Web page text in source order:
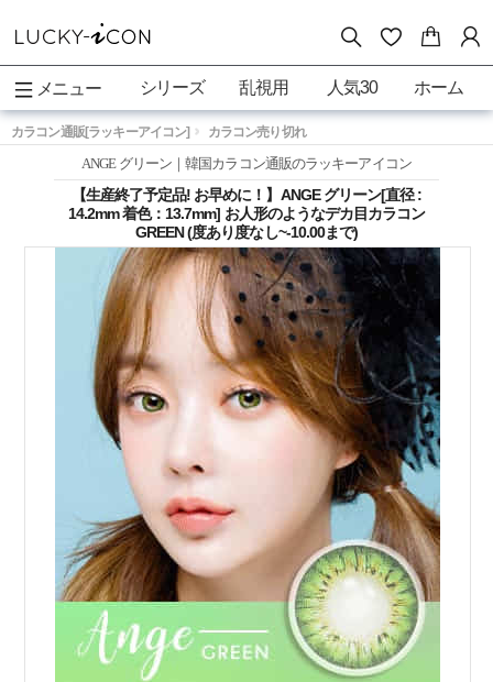
メニュー シリーズ 乱視用 人気30 ホーム
カラコン通販[ラッキーアイコン] カラコン売り切れ
ANGE グリーン｜韓国カラコン通販のラッキーアイコン
【生産終了予定品! お早めに！】ANGE グリーン[直径 :
14.2mm 着色：13.7mm] お人形のようなデカ目カラコン
GREEN (度あり度なし~-10.00まで)